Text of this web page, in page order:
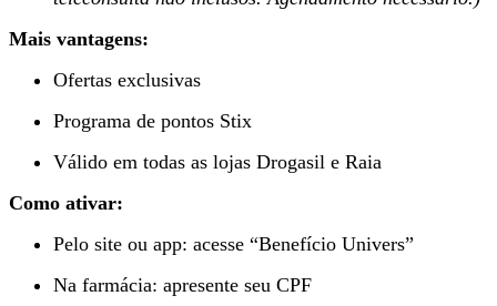
Mais vantagens:
Ofertas exclusivas
Programa de pontos Stix
Válido em todas as lojas Drogasil e Raia
Como ativar:
Pelo site ou app: acesse “Benefício Univers”
Na farmácia: apresente seu CPF